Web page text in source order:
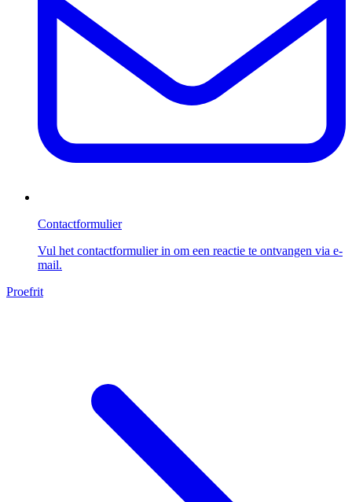
Contactformulier
Vul het contactformulier in om een reactie te ontvangen via e-
mail.
Proefrit